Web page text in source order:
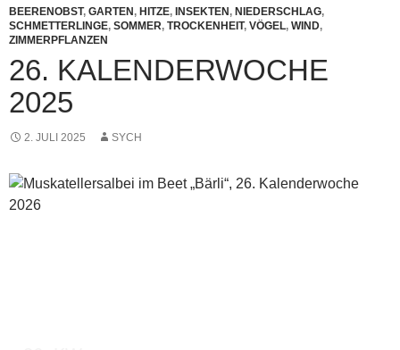
BEERENOBST, GARTEN, HITZE, INSEKTEN, NIEDERSCHLAG,
SCHMETTERLINGE, SOMMER, TROCKENHEIT, VÖGEL, WIND,
ZIMMERPFLANZEN
26. KALENDERWOCHE
2025
2. JULI 2025 SYCH